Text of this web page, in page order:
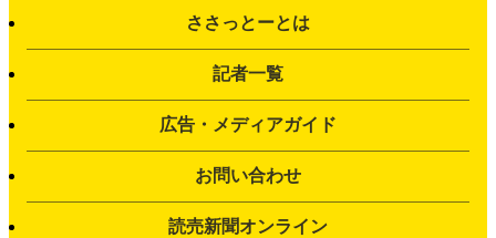
ささっとーとは
記者一覧
広告・メディアガイド
お問い合わせ
読売新聞オンライン